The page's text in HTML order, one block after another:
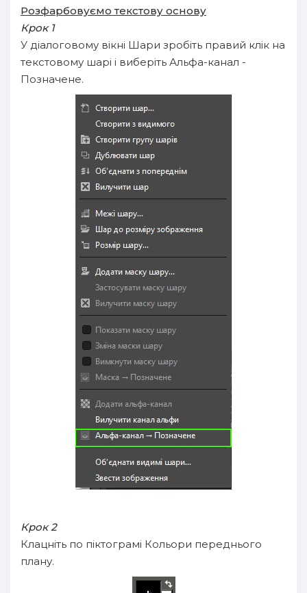
Розфарбовуємо текстову основу
Крок 1
У діалоговому вікні Шари зробіть правий клік на
текстовому шарі і виберіть Альфа-канал -
Позначене.
Крок 2
Клацніть по піктограмі Кольори переднього
плану.